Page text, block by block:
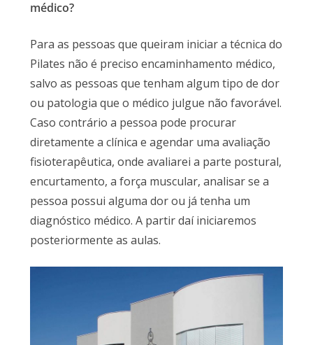
médico?
Para as pessoas que queiram iniciar a técnica do
Pilates não é preciso encaminhamento médico,
salvo as pessoas que tenham algum tipo de dor
ou patologia que o médico julgue não favorável.
Caso contrário a pessoa pode procurar
diretamente a clínica e agendar uma avaliação
fisioterapêutica, onde avaliarei a parte postural,
encurtamento, a força muscular, analisar se a
pessoa possui alguma dor ou já tenha um
diagnóstico médico. A partir daí iniciaremos
posteriormente as aulas.